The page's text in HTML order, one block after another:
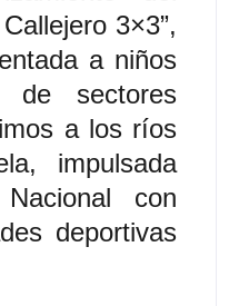
3×3”,
a niños
de sectores
a los ríos
impulsada
con
deportivas